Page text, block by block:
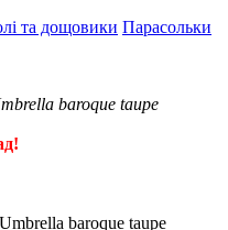
та дощовики Парасольки
baroque taupe